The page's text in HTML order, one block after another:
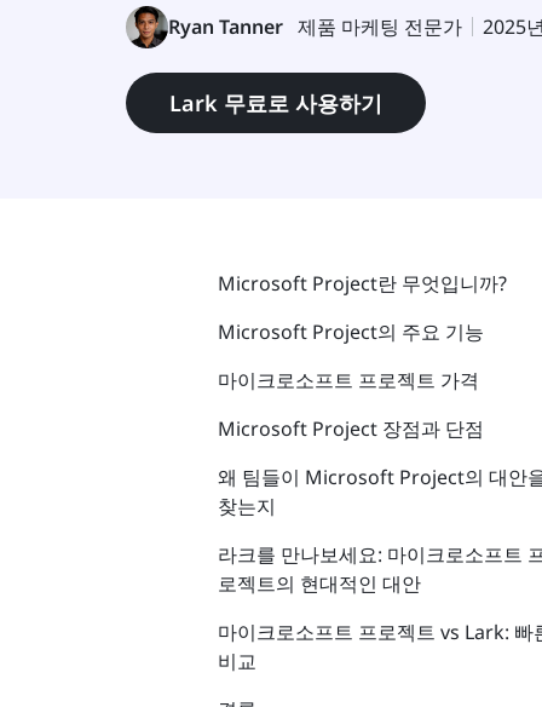
Ryan Tanner 제품 마케팅 전문가 2025
Lark 무료로 사용하기
Microsoft Project란 무엇입니까?
Microsoft Project의 주요 기능
마이크로소프트 프로젝트 가격
Microsoft Project 장점과 단점
왜 팀들이 Microsoft Project의 대안
찾는지
라크를 만나보세요: 마이크로소프트
로젝트의 현대적인 대안
마이크로소프트 프로젝트 vs Lark: 빠
비교